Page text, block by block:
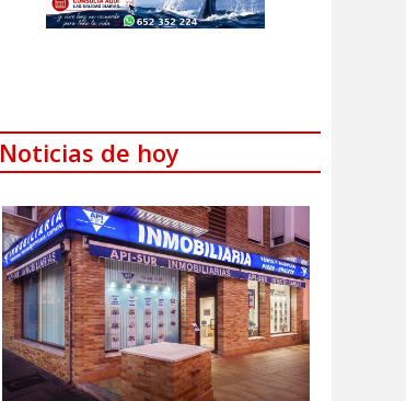
Noticias de hoy